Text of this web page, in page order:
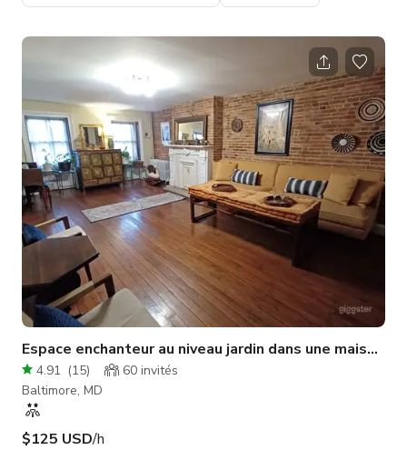
Espace enchanteur au niveau jardin dans une maison
4.91 (15) 60 invités
Baltimore, MD
$125 USD/h